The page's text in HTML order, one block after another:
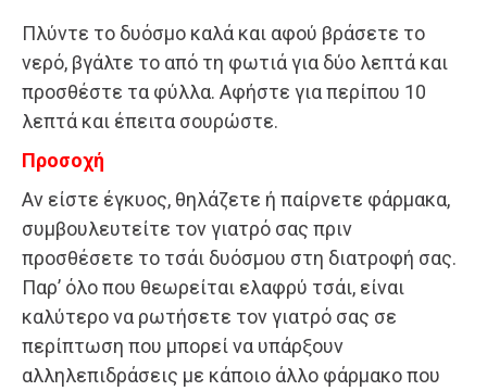
Πλύντε το δυόσμο καλά και αφού βράσετε το
νερό, βγάλτε το από τη φωτιά για δύο λεπτά και
προσθέστε τα φύλλα. Αφήστε για περίπου 10
λεπτά και έπειτα σουρώστε.
Προσοχή
Αν είστε έγκυος, θηλάζετε ή παίρνετε φάρμακα,
συμβουλευτείτε τον γιατρό σας πριν
προσθέσετε το τσάι δυόσμου στη διατροφή σας.
Παρ’ όλο που θεωρείται ελαφρύ τσάι, είναι
καλύτερο να ρωτήσετε τον γιατρό σας σε
περίπτωση που μπορεί να υπάρξουν
αλληλεπιδράσεις με κάποιο άλλο φάρμακο που